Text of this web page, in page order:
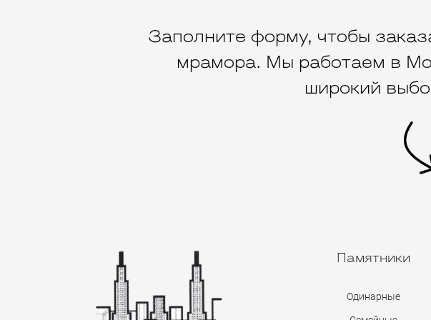
Заполните форму, чтобы
мрамора. Мы работаем в
широкий
Памятники
Одинарные